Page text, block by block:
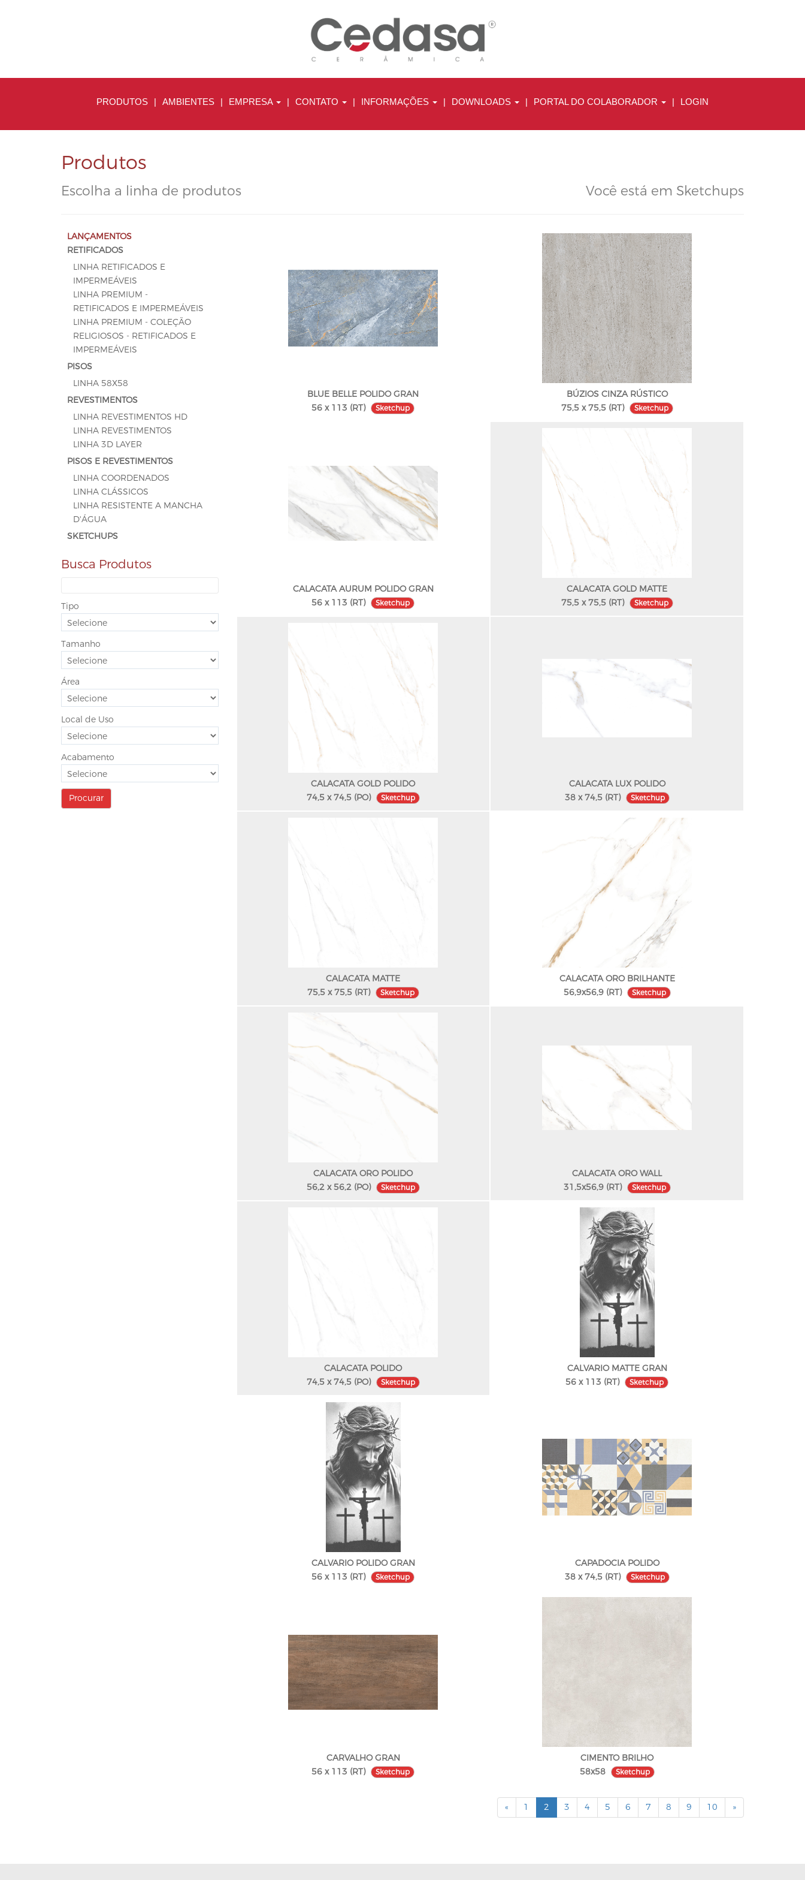
PRODUTOS | AMBIENTES | EMPRESA | CONTATO | INFORMAÇÕES | DOWNLOADS | PORTAL DO COLABORADOR | LOGIN
Produtos
Escolha a linha de produtos Você está em Sketchups
LANÇAMENTOS
RETIFICADOS
LINHA RETIFICADOS E
IMPERMEÁVEIS
LINHA PREMIUM -
RETIFICADOS E IMPERMEÁVEIS
LINHA PREMIUM - COLEÇÃO
RELIGIOSOS - RETIFICADOS E
IMPERMEÁVEIS
PISOS
LINHA 58X58
REVESTIMENTOS
LINHA REVESTIMENTOS HD
LINHA REVESTIMENTOS
LINHA 3D LAYER
PISOS E REVESTIMENTOS
LINHA COORDENADOS
LINHA CLÁSSICOS
LINHA RESISTENTE A MANCHA
D'ÁGUA
SKETCHUPS
Busca Produtos
Tipo
Tamanho
Área
Local de Uso
Acabamento
BLUE BELLE POLIDO GRAN
56 x 113 (RT)
Sketchup
BÚZIOS CINZA RÚSTICO
75,5 x 75,5 (RT)
Sketchup
CALACATA AURUM POLIDO GRAN
56 x 113 (RT)
Sketchup
CALACATA GOLD MATTE
75,5 x 75,5 (RT)
Sketchup
CALACATA GOLD POLIDO
74,5 x 74,5 (PO)
Sketchup
CALACATA LUX POLIDO
38 x 74,5 (RT)
Sketchup
CALACATA MATTE
75,5 x 75,5 (RT)
Sketchup
CALACATA ORO BRILHANTE
56,9x56,9 (RT)
Sketchup
CALACATA ORO POLIDO
56,2 x 56,2 (PO)
Sketchup
CALACATA ORO WALL
31,5x56,9 (RT)
Sketchup
CALACATA POLIDO
74,5 x 74,5 (PO)
Sketchup
CALVARIO MATTE GRAN
56 x 113 (RT)
Sketchup
CALVARIO POLIDO GRAN
56 x 113 (RT)
Sketchup
CAPADOCIA POLIDO
38 x 74,5 (RT)
Sketchup
CARVALHO GRAN
56 x 113 (RT)
Sketchup
CIMENTO BRILHO
58x58
Sketchup
« 1 2 3 4 5 6 7 8 9 10 »